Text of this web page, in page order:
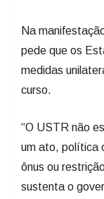
Na
pede que os
medidas
curso.
“O USTR não
um ato, política
ônus ou
sustenta o